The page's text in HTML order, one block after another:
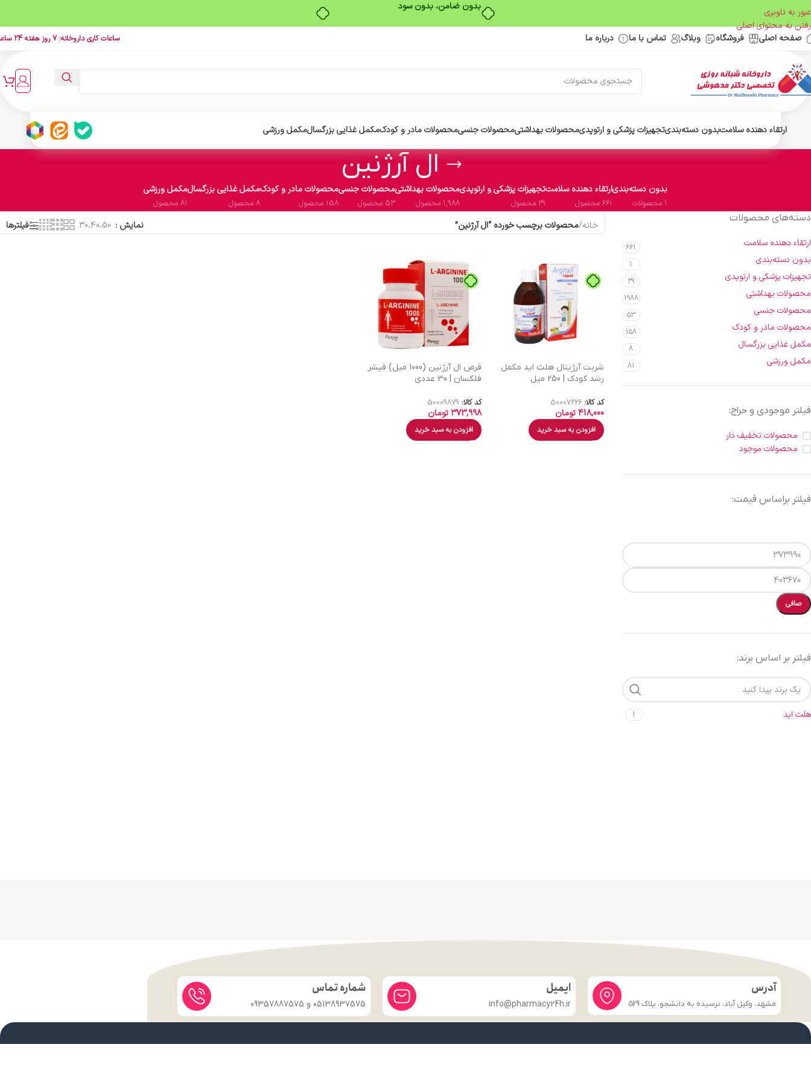
بدون ضامن، بدون سود
عبور به ناوبری
رفتن به محتوای اصلی
صفحه اصلی
فروشگاه وبلاگ تماس با ما درباره ما ساعات کاری داروخانه: 7 روز هفته 24 ساعت
ارتقاء دهنده سلامتبدون دسته‌بندیتجهیزات پزشکی و ارتوپدیمحصولات بهداشتیمحصولات جنسیمحصولات مادر و کودکمکمل غذایی بزرگسالمکمل ورزشی
ال آرژنین
بدون دسته‌بندی
1 محصولات
ارتقاء دهنده سلامت
661 محصول
تجهیزات پزشکی و ارتوپدی
29 محصول
محصولات بهداشتی
1,988 محصول
محصولات جنسی
53 محصول
محصولات مادر و کودک
158 محصول
مکمل غذایی بزرگسال
8 محصول
مکمل ورزشی
81 محصول
دسته‌های محصولات
ارتقاء دهنده سلامت 661
بدون دسته‌بندی 1
تجهیزات پزشکی و ارتوپدی 29
محصولات بهداشتی 1988
محصولات جنسی 53
محصولات مادر و کودک 158
مکمل غذایی بزرگسال 8
مکمل ورزشی 81
فیلتر موجودی و حراج:
محصولات تخفیف دار
محصولات موجود
فیلتر براساس قیمت:
صافی
فیلتر بر اساس برند:
هلث اید 1
خانه/محصولات برچسب خورده “ال آرژنین” نمایش 30،40،50 فیلترها
شربت آرژیتال هلث اید مکمل
رشد کودک | 250 میل
کد کالا:50007226
418,000 تومان
افزودن به سبد خرید
قرص ال آرژنین (1000 میل) فیشر
فلکسان | 30 عددی
کد کالا: 50009879
373,998 تومان
افزودن به سبد خرید
آدرس
مشهد، وکیل آباد، نرسیده به دانشجو، پلاک 529
ایمیل
info@pharmacy24h.ir
شماره تماس
05138937575 و 09357887575
لینک های مهم نماد اعتماد